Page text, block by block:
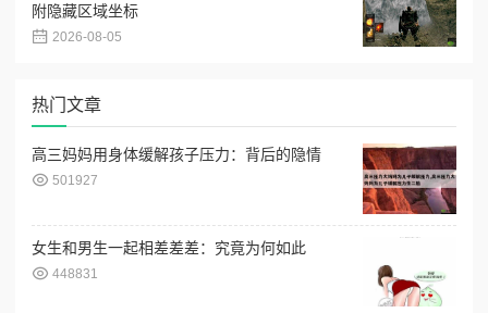
附隐藏区域坐标
2026-08-05
热门文章
高三妈妈用身体缓解孩子压力：背后的隐情
501927
女生和男生一起相差差差：究竟为何如此
448831